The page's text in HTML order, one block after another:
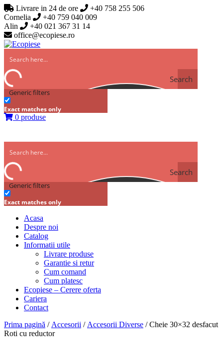
Livrare in 24 de ore
+40 758 255 506
Cornelia
+40 759 040 009
Alin
+40 021 367 31 14
office@ecopiese.ro
Search
Generic filters
Exact matches only
0 produse
Search
Generic filters
Exact matches only
Acasa
Despre noi
Catalog
Informatii utile
Livrare produse
Garantie si retur
Cum comand
Cum platesc
Ecopiese – Cerere oferta
Cariera
Contact
Prima pagină / Accesorii / Accesorii Diverse / Cheie 30×32 desfacut
Roti cu reductor